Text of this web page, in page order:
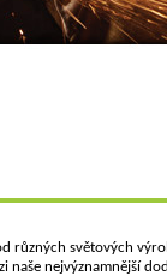
různých světových
naše nejvýznamnější